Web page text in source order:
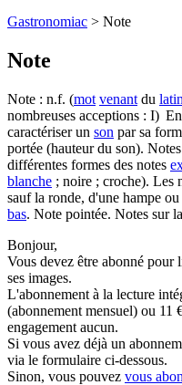
Gastronomiac > Note
Note
Note : n.f. (mot venant du latin
nombreuses acceptions : I)
caractériser un son par sa
portée (hauteur du son).
différentes formes des notes
blanche ; noire ; croche). Les
sauf la ronde, d'une hampe
bas. Note pointée. Notes sur
Bonjour,
Vous devez être abonné pour
ses images.
L'abonnement à la lecture
(abonnement mensuel) ou 11
engagement aucun.
Si vous avez déjà un
via le formulaire ci-dessous.
Sinon, vous pouvez vous